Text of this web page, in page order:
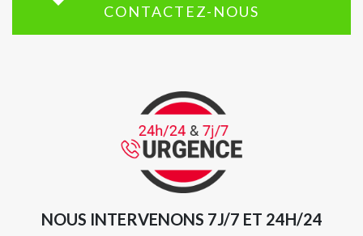
CONTACTEZ-NOUS
NOUS INTERVENONS 7J/7 ET 24H/24